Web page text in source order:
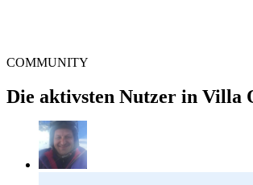
COMMUNITY
Die aktivsten Nutzer in Villa